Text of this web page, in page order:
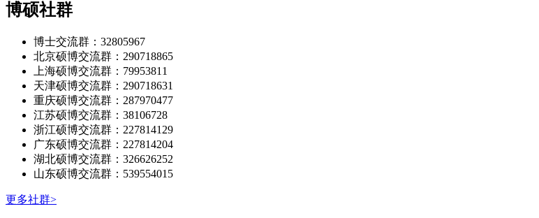
博硕社群
博士交流群：32805967
北京硕博交流群：290718865
上海硕博交流群：79953811
天津硕博交流群：290718631
重庆硕博交流群：287970477
江苏硕博交流群：38106728
浙江硕博交流群：227814129
广东硕博交流群：227814204
湖北硕博交流群：326626252
山东硕博交流群：539554015
更多社群>